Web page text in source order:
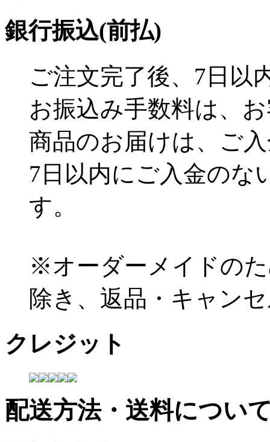
銀行振込(前払)
ご注文完了後、7日以
お振込み手数料は、
商品のお届けは、ご
7日以内にご入金のな
す。
※オーダーメイドの
除き、返品・キャン
クレジット
配送方法・送料につい